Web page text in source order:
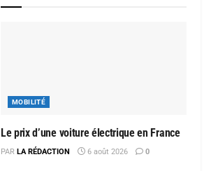
MOBILITÉ
Le prix d’une voiture électrique en France
PAR LA RÉDACTION 6 août 2026 0